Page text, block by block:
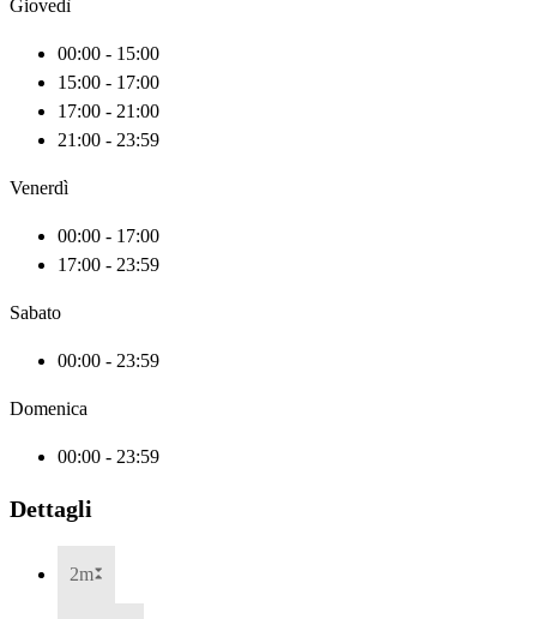
Giovedì
00:00 - 15:00
15:00 - 17:00
17:00 - 21:00
21:00 - 23:59
Venerdì
00:00 - 17:00
17:00 - 23:59
Sabato
00:00 - 23:59
Domenica
00:00 - 23:59
Dettagli
2m